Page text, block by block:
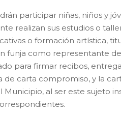
participar niñas, niños y
realizan sus estudios o
o formación artística,
funja como representante
para firmar recibos,
de carta compromiso, y la
Municipio, al ser este sujeto